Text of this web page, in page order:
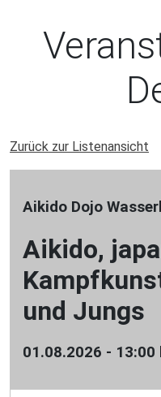
Zurück zur Listenansicht
Aikido Dojo
Aikido,
und Jungs
01.08.2026 - 13:00